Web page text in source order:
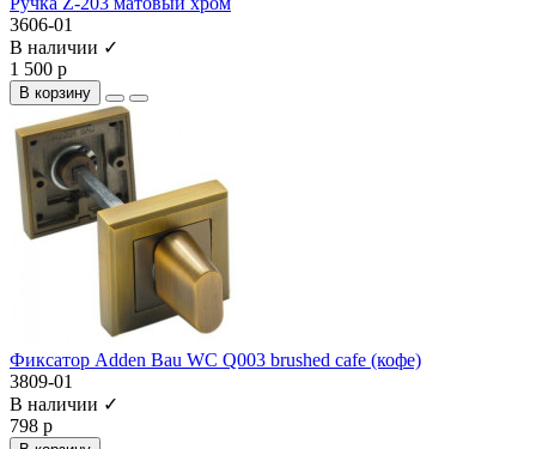
3606-01
В наличии ✓
1 500 р
В корзину
Фиксатор Adden Bau WC Q003 brushed cafe (кофе)
3809-01
В наличии ✓
798 р